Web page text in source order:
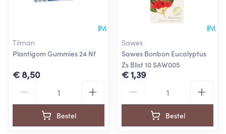
Tilman
Plantigom Gummies 24 Nf
€ 8,50
Bestel
Sawes
Sawes Bonbon Eucalyptus
Zs Blist 10 SAW005
€ 1,39
Bestel